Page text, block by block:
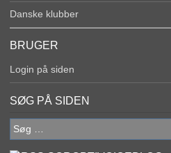
Danske klubber
BRUGER
Login på siden
SØG PÅ SIDEN
Søg
efter: